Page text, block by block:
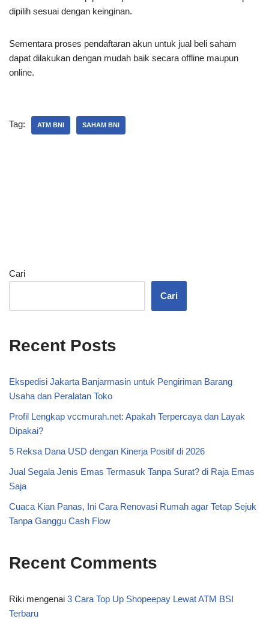
dipilih sesuai dengan keinginan.
Sementara proses pendaftaran akun untuk jual beli saham
dapat dilakukan dengan mudah baik secara offline maupun
online.
Tag: ATM BNI SAHAM BNI
Cari
Cari
Recent Posts
Ekspedisi Jakarta Banjarmasin untuk Pengiriman Barang
Usaha dan Peralatan Toko
Profil Lengkap vccmurah.net: Apakah Terpercaya dan Layak
Dipakai?
5 Reksa Dana USD dengan Kinerja Positif di 2026
Jual Segala Jenis Emas Termasuk Tanpa Surat? di Raja Emas
Saja
Cuaca Kian Panas, Ini Cara Renovasi Rumah agar Tetap Sejuk
Tanpa Ganggu Cash Flow
Recent Comments
Riki mengenai 3 Cara Top Up Shopeepay Lewat ATM BSI
Terbaru